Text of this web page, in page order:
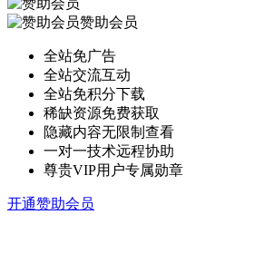
赞助会员
全站免广告
全站交流互动
全站免积分下载
稀缺资源免费获取
隐藏内容无限制查看
一对一技术远程协助
尊贵VIP用户专属勋章
开通赞助会员